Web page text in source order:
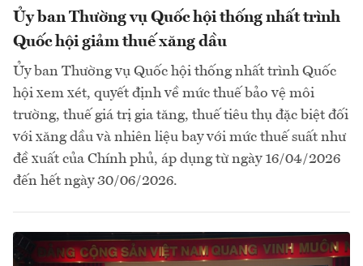
Ủy ban Thường vụ Quốc hội thống nhất trình
Quốc hội giảm thuế xăng dầu
Ủy ban Thường vụ Quốc hội thống nhất trình Quốc
hội xem xét, quyết định về mức thuế bảo vệ môi
trường, thuế giá trị gia tăng, thuế tiêu thụ đặc biệt đối
với xăng dầu và nhiên liệu bay với mức thuế suất như
đề xuất của Chính phủ, áp dụng từ ngày 16/04/2026
đến hết ngày 30/06/2026.